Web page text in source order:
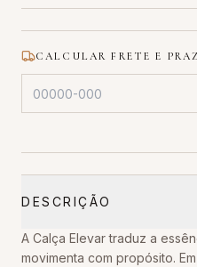
CALCULAR FRETE E
DESCRIÇÃO
A Calça Elevar traduz a
movimenta com propósito.